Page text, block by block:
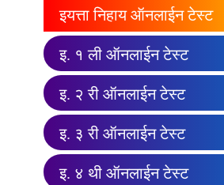
इयत्ता निहाय ऑनलाईन टेस्ट
इ. १ ली ऑनलाईन टेस्ट
इ. २ री ऑनलाईन टेस्ट
इ. ३ री ऑनलाईन टेस्ट
इ. ४ थी ऑनलाईन टेस्ट